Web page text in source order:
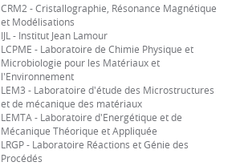
CRM2 - Cristallographie, Résonance Magnétique
et Modélisations
IJL - Institut Jean Lamour
LCPME - Laboratoire de Chimie Physique et
Microbiologie pour les Matériaux et
l'Environnement
LEM3 - Laboratoire d'étude des Microstructures
et de mécanique des matériaux
LEMTA - Laboratoire d'Energétique et de
Mécanique Théorique et Appliquée
LRGP - Laboratoire Réactions et Génie des
Procédés